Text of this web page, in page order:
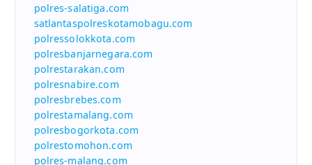
polres-salatiga.com
satlantaspolreskotamobagu.com
polressolokkota.com
polresbanjarnegara.com
polrestarakan.com
polresnabire.com
polresbrebes.com
polrestamalang.com
polresbogorkota.com
polrestomohon.com
polres-malang.com